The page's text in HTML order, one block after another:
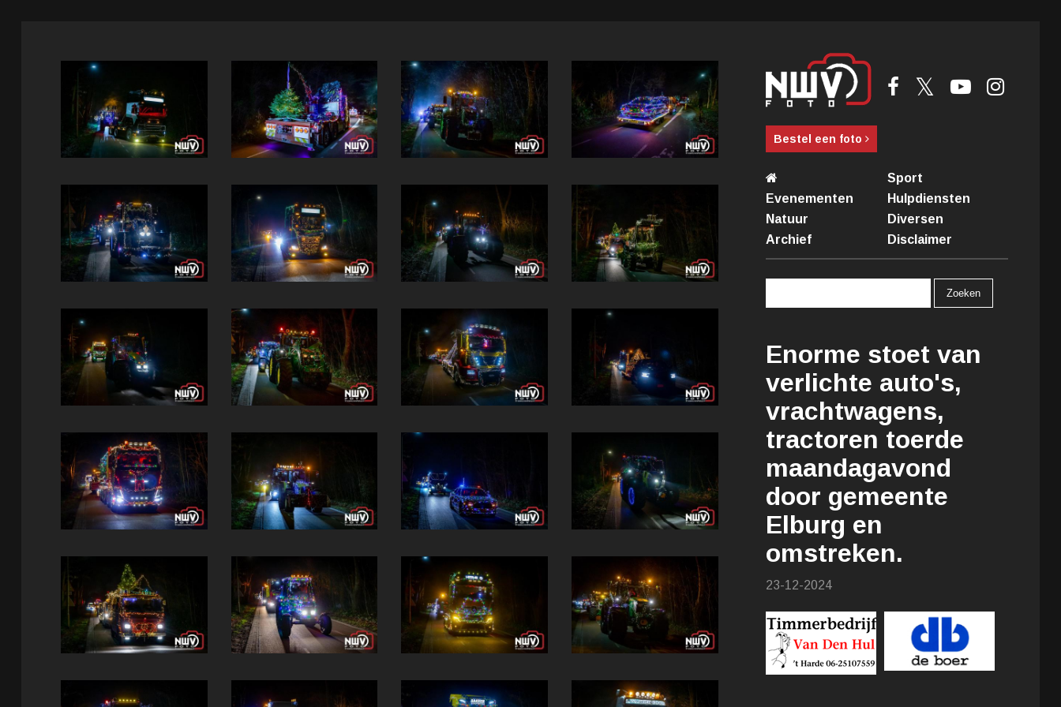
Bestel een foto
Sport
Evenementen
Hulpdiensten
Natuur
Diversen
Archief
Disclaimer
Enorme stoet van
verlichte auto's,
vrachtwagens,
tractoren toerde
maandagavond
door gemeente
Elburg en
omstreken.
23-12-2024